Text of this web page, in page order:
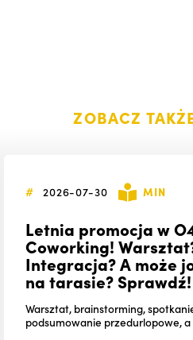
ZOBACZ
# 2026-07-30 MIN
Letnia promocja w
Coworking!
Integracja? A może
na tarasie? Sprawdź!
Warsztat, brainstorming,
podsumowanie przedurlopowe, a